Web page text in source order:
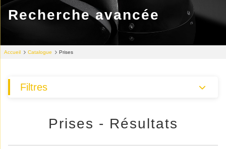
Recherche avancée
Accueil Catalogue Prises
Prises - Résultats
Filtres